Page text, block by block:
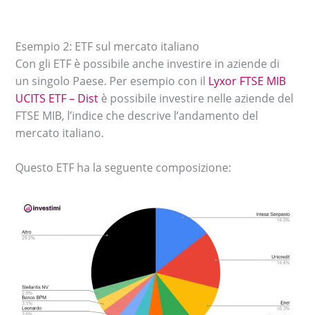
Esempio 2: ETF sul mercato italiano
Con gli ETF è possibile anche investire in aziende di
un singolo Paese. Per esempio con il Lyxor FTSE MIB
UCITS ETF – Dist è possibile investire nelle aziende del
FTSE MIB, l’indice che descrive l’andamento del
mercato italiano.
Questo ETF ha la seguente composizione: